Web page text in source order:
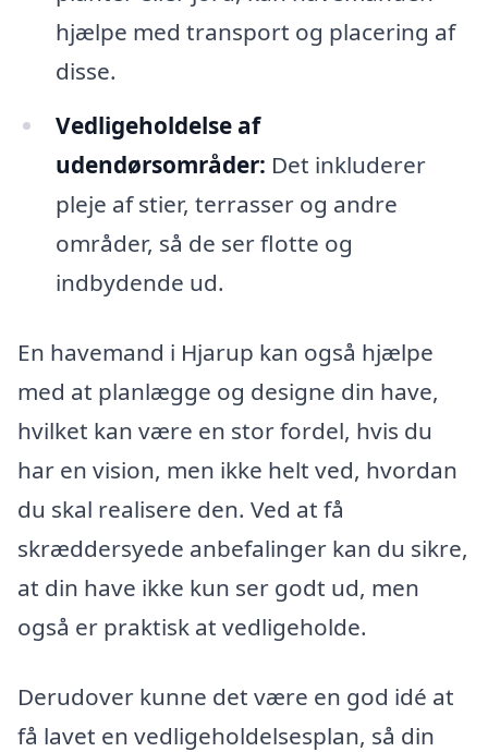
hjælpe med transport og placering af
disse.
Vedligeholdelse af
udendørsområder: Det inkluderer
pleje af stier, terrasser og andre
områder, så de ser flotte og
indbydende ud.
En havemand i Hjarup kan også hjælpe
med at planlægge og designe din have,
hvilket kan være en stor fordel, hvis du
har en vision, men ikke helt ved, hvordan
du skal realisere den. Ved at få
skræddersyede anbefalinger kan du sikre,
at din have ikke kun ser godt ud, men
også er praktisk at vedligeholde.
Derudover kunne det være en god idé at
få lavet en vedligeholdelsesplan, så din